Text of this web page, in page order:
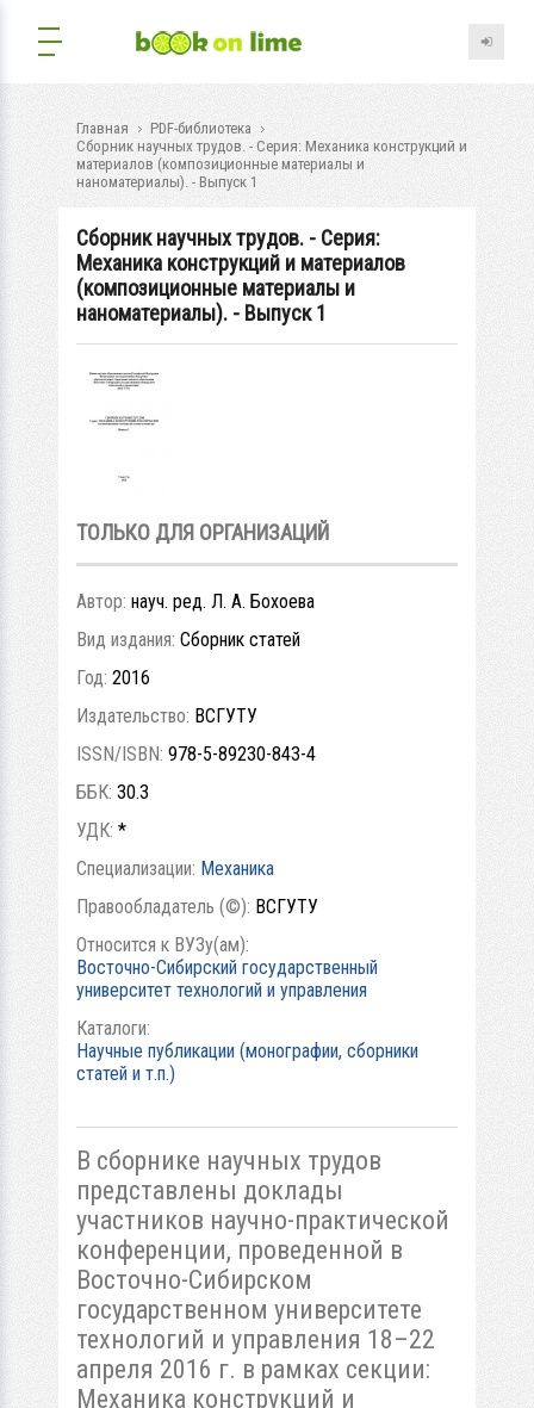
Главная
PDF-библиотека
Сборник научных трудов. - Серия: Механика конструкций и
материалов (композиционные материалы и
наноматериалы). - Выпуск 1
Сборник научных трудов. - Серия:
Механика конструкций и материалов
(композиционные материалы и
наноматериалы). - Выпуск 1
ТОЛЬКО ДЛЯ ОРГАНИЗАЦИЙ
Автор: науч. ред. Л. А. Бохоева
Вид издания: Сборник статей
Год: 2016
Издательство: ВСГУТУ
ISSN/ISBN: 978-5-89230-843-4
ББК: 30.3
УДК: *
Специализации: Механика
Правообладатель (©): ВСГУТУ
Относится к ВУЗу(ам):
Восточно-Сибирский государственный
университет технологий и управления
Каталоги:
Научные публикации (монографии, сборники
статей и т.п.)
В сборнике научных трудов
представлены доклады
участников научно-практической
конференции, проведенной в
Восточно-Сибирском
государственном университете
технологий и управления 18–22
апреля 2016 г. в рамках секции:
Механика конструкций и